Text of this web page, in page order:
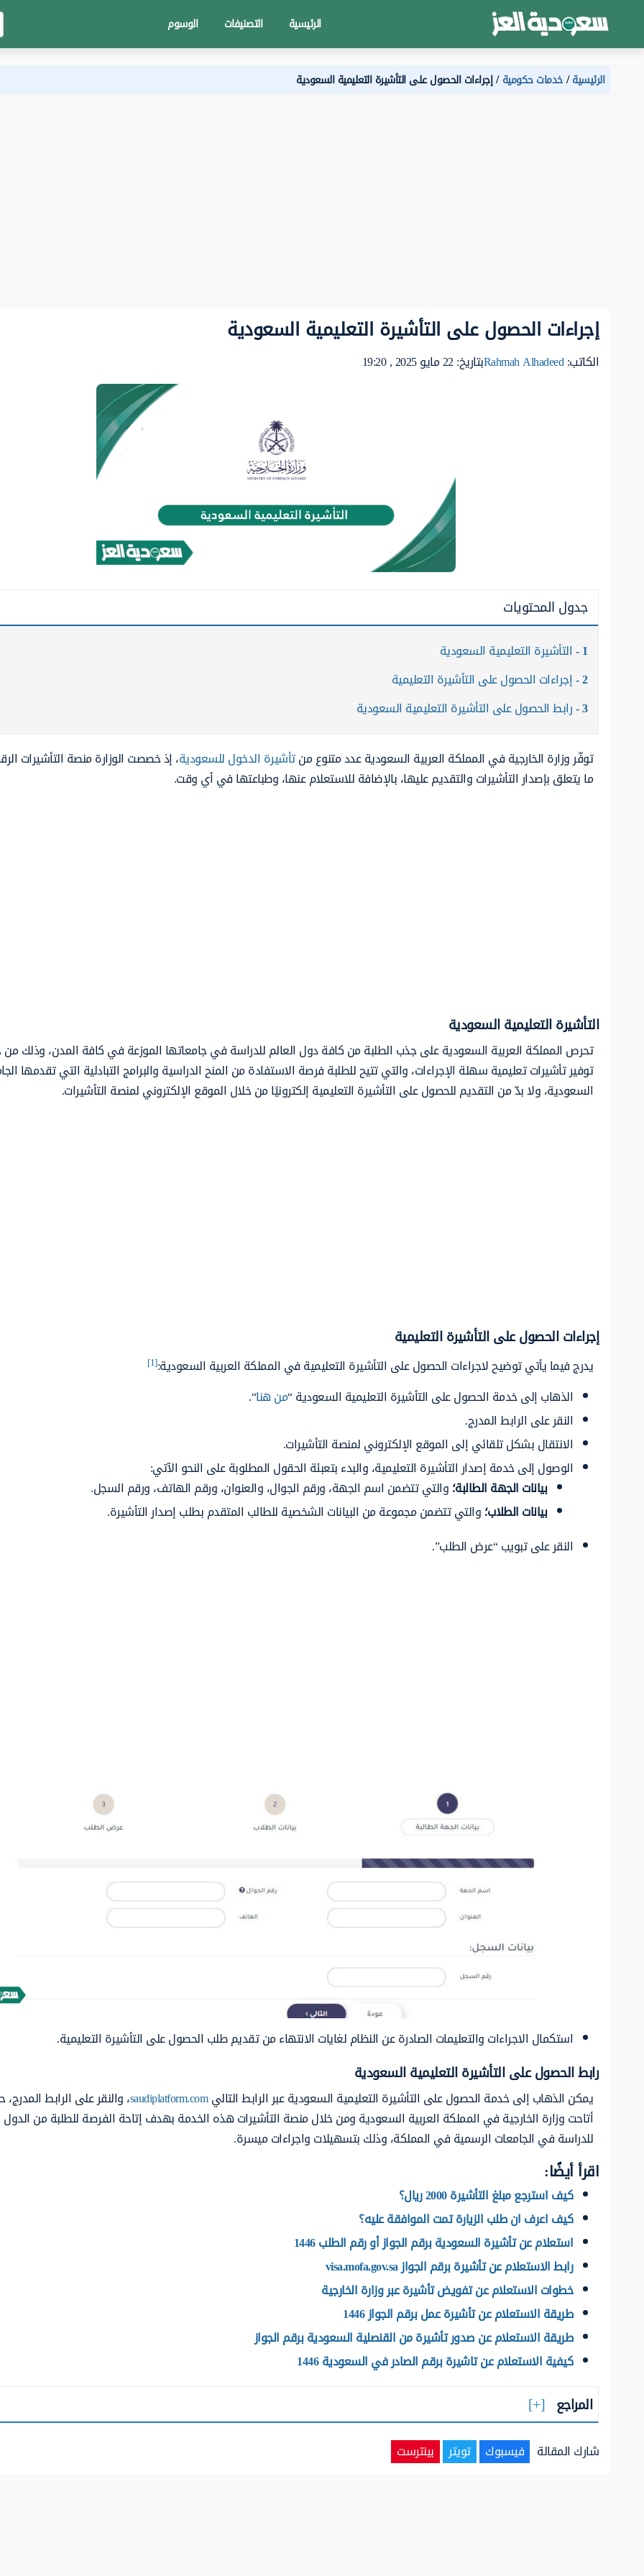
الرئيسية التصنيفات الوسوم
الرئيسية خدمات حكومية إجراءات الحصول على التأشيرة التعليمية السعودية
إجراءات الحصول على التأشيرة التعليمية السعودية
الكاتب:Rahmah Alhadeedبتاريخ: 22 مايو 2025 , 19:20
جدول المحتويات
1 التأشيرة التعليمية السعودية
2 إجراءات الحصول على التأشيرة التعليمية
3 رابط الحصول على التأشيرة التعليمية السعودية
توفّر وزارة الخارجية في المملكة العربية السعودية عدد متنوع منتأشيرة الدخول للسعودية، إذ خصصت الوزارة منصة التأشيرات
ما يتعلق بإصدار التأشيرات والتقديم عليها، بالإضافة للاستعلام عنها، وطباعتها في أي وقت.
التأشيرة التعليمية السعودية
تحرص المملكة العربية السعودية على جذب الطلبة من كافة دول العالم للدراسة في جامعاتها الموزعة في كافة المدن، وذلك من
توفير تأشيرات تعليمية سهلة الإجراءات، والتي تتيح للطلبة فرصة الاستفادة من المنح الدراسية والبرامج التبادلية التي تقدمها
السعودية، ولا بدّ من التقديم للحصول على التأشيرة التعليمية إلكترونيًا من خلال الموقع الإلكتروني لمنصة التأشيرات.
إجراءات الحصول على التأشيرة التعليمية
يدرج فيما يأتي توضيح لاجراءات الحصول على التأشيرة التعليمية في المملكة العربية السعودية:[1]
الذهاب إلى خدمة الحصول على التأشيرة التعليمية السعودية “من هنا“.
النقر على الرابط المدرج.
الانتقال بشكل تلقائي إلى الموقع الإلكتروني لمنصة التأشيرات.
الوصول إلى خدمة إصدار التأشيرة التعليمية، والبدء بتعبئة الحقول المطلوبة على النحو الآتي:
بيانات الجهة الطالبة؛والتي تتضمن اسم الجهة، ورقم الجوال، والعنوان، ورقم الهاتف، ورقم السجل.
بيانات الطلاب؛والتي تتضمن مجموعة من البيانات الشخصية للطالب المتقدم بطلب إصدار التأشيرة.
النقر على تبويب “عرض الطلب”.
استكمال الاجراءات والتعليمات الصادرة عن النظام لغايات الانتهاء من تقديم طلب الحصول على التأشيرة التعليمية.
رابط الحصول على التأشيرة التعليمية السعودية
يمكن الذهاب إلى خدمة الحصول على التأشيرة التعليمية السعودية عبر الرابط التاليsaudiplatform.com، والنقر على الرابط المدرج،
أتاحت وزارة الخارجية في المملكة العربية السعودية ومن خلال منصة التأشيرات هذه الخدمة بهدف إتاحة الفرصة للطلبة من الدول
للدراسة في الجامعات الرسمية في المملكة، وذلك بتسهيلات واجراءات ميسرة.
اقرأ أيضًا:
كيف استرجع مبلغ التأشيرة 2000 ريال؟
كيف اعرف ان طلب الزيارة تمت الموافقة عليه؟
استعلام عن تأشيرة السعودية برقم الجواز أو رقم الطلب 1446
رابط الاستعلام عن تأشيرة برقم الجواز visa.mofa.gov.sa
خطوات الاستعلام عن تفويض تأشيرة عبر وزارة الخارجية
طريقة الاستعلام عن تأشيرة عمل برقم الجواز 1446
طريقة الاستعلام عن صدور تأشيرة من القنصلية السعودية برقم الجواز
كيفية الاستعلام عن تاشيرة برقم الصادر في السعودية 1446
المراجع
شارك المقالة فيسبوك تويتر بينترست